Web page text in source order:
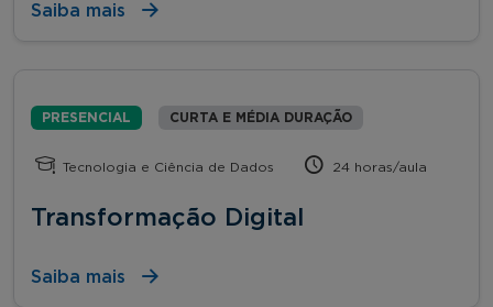
Saiba mais
PRESENCIAL CURTA E MÉDIA DURAÇÃO
Tecnologia e Ciência de Dados 24 horas/aula
Transformação Digital
Saiba mais